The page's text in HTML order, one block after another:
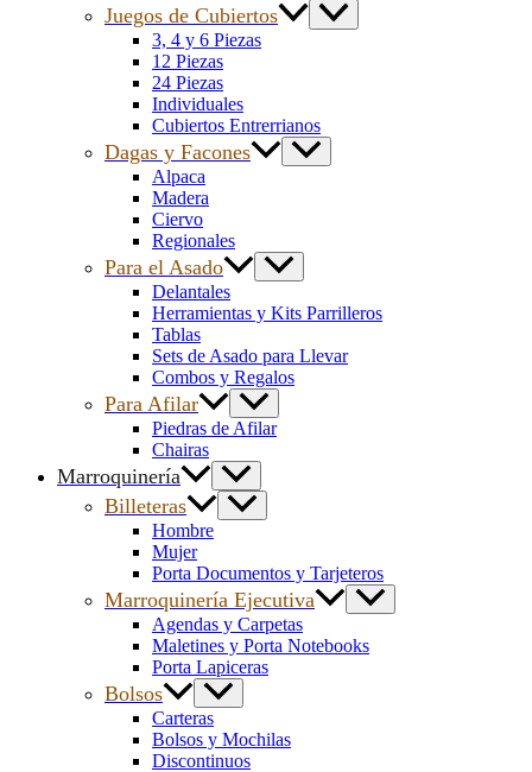
Juegos de Cubiertos
3, 4 y 6 Piezas
12 Piezas
24 Piezas
Individuales
Cubiertos Entrerrianos
Dagas y Facones
Alpaca
Madera
Ciervo
Regionales
Para el Asado
Delantales
Herramientas y Kits Parrilleros
Tablas
Sets de Asado para Llevar
Combos y Regalos
Para Afilar
Piedras de Afilar
Chairas
Marroquinería
Billeteras
Hombre
Mujer
Porta Documentos y Tarjeteros
Marroquinería Ejecutiva
Agendas y Carpetas
Maletines y Porta Notebooks
Porta Lapiceras
Bolsos
Carteras
Bolsos y Mochilas
Discontinuos